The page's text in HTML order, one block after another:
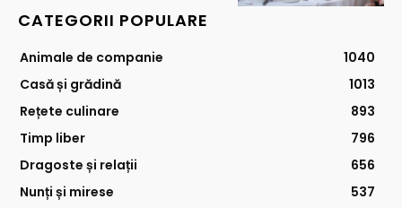
CATEGORII POPULARE
Animale de companie
1040
Casă și grădină
1013
Rețete culinare
893
Timp liber
796
Dragoste și relații
656
Nunți și mirese
537